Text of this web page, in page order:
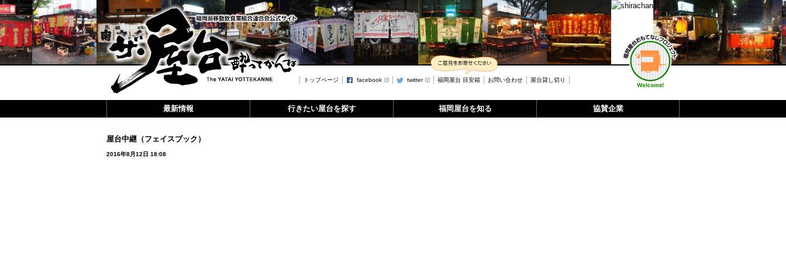
トップページ facebook twitter 福岡屋台 目安箱 お問い合わせ 屋台貸し切り
最新情報 行きたい屋台を探す 福岡屋台を知る 協賛企業
屋台中継（フェイスブック）
2016年8月12日 18:08